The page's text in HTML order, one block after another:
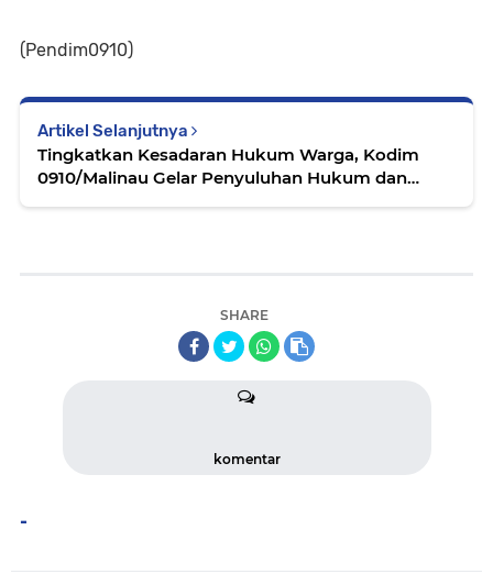
(Pendim0910)
Artikel Selanjutnya
Tingkatkan Kesadaran Hukum Warga, Kodim
0910/Malinau Gelar Penyuluhan Hukum dan
SHARE
komentar
-